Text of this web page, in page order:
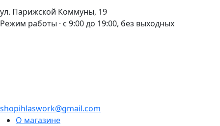
ул. Парижской Коммуны, 19
Режим работы · с 9:00 до 19:00, без выходных
shopihlaswork@gmail.com
О магазине